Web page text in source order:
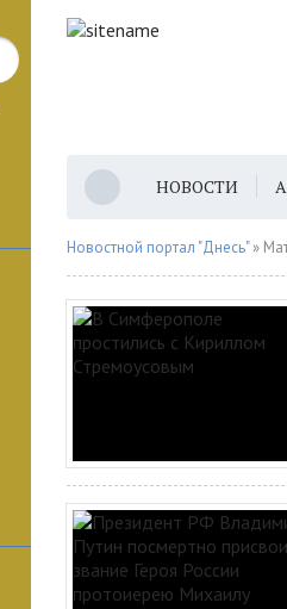
НОВОСТИ
Новостной портал "Днесь"»